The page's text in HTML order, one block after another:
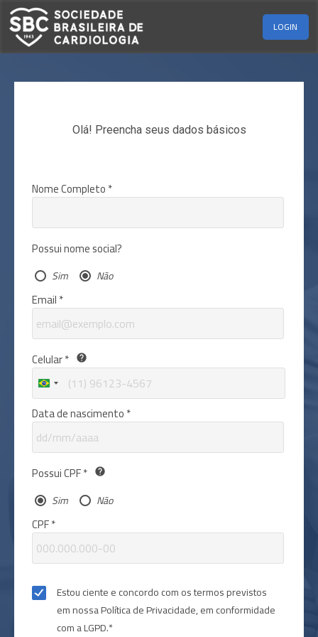
LOGIN
Olá! Preencha seus dados básicos
Nome Completo *
Possui nome social?
Não
Sim
Email *
Celular * help
Brazil
+55
Data de nascimento *
Possui CPF * help
Não
Sim
CPF *
Estou ciente e concordo com os termos previstos
em nossa Política de Privacidade, em conformidade
com a LGPD.*